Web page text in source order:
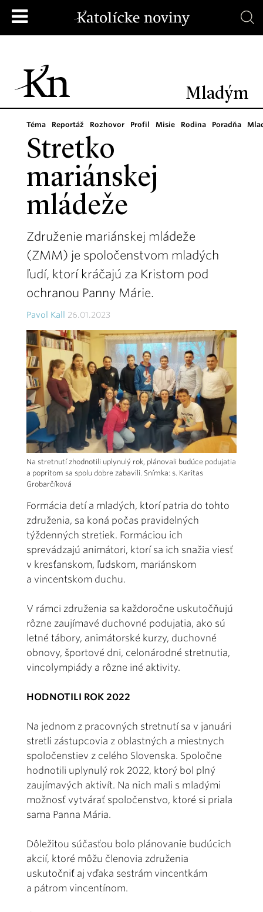
Mladým
Téma Reportáž Rozhovor Profil Misie Rodina Poradňa
Stretko
mariánskej
mládeže
Združenie mariánskej mládeže
(ZMM) je spoločenstvom mladých
ľudí, ktorí kráčajú za Kristom pod
ochranou Panny Márie.
Pavol Kall 26.01.2023
Na stretnutí zhodnotili uplynulý rok, plánovali budúce podujatia
a popritom sa spolu dobre zabavili. Snímka: s. Karitas
Grobarčíková
Formácia detí a mladých, ktorí patria do tohto
združenia, sa koná počas pravidelných
týždenných stretiek. Formáciou ich
sprevádzajú animátori, ktorí sa ich snažia viesť
v kresťanskom, ľudskom, mariánskom
a vincentskom duchu.
V rámci združenia sa každoročne uskutočňujú
rôzne zaujímavé duchovné podujatia, ako sú
letné tábory, animátorské kurzy, duchovné
obnovy, športové dni, celonárodné stretnutia,
vincolympiády a rôzne iné aktivity.
HODNOTILI ROK 2022
Na jednom z pracovných stretnutí sa v januári
stretli zástupcovia z oblastných a miestnych
spoločenstiev z celého Slovenska. Spoločne
hodnotili uplynulý rok 2022, ktorý bol plný
zaujímavých aktivít. Na nich mali s mladými
možnosť vytvárať spoločenstvo, ktoré si priala
sama Panna Mária.
Dôležitou súčasťou bolo plánovanie budúcich
akcií, ktoré môžu členovia združenia
uskutočniť aj vďaka sestrám vincentkám
a pátrom vincentínom.